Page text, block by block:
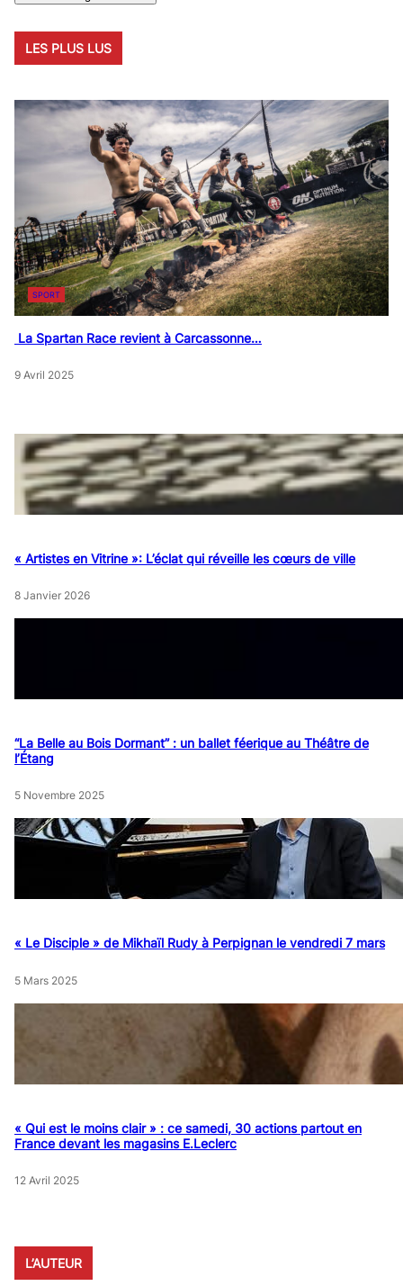
LES PLUS LUS
SPORT
La Spartan Race revient à Carcassonne…
9 Avril 2025
« Artistes en Vitrine »: L’éclat qui réveille les cœurs de ville
8 Janvier 2026
“La Belle au Bois Dormant” : un ballet féerique au Théâtre de
l’Étang
5 Novembre 2025
« Le Disciple » de Mikhaïl Rudy à Perpignan le vendredi 7 mars
5 Mars 2025
« Qui est le moins clair » : ce samedi, 30 actions partout en
France devant les magasins E.Leclerc
12 Avril 2025
L’AUTEUR